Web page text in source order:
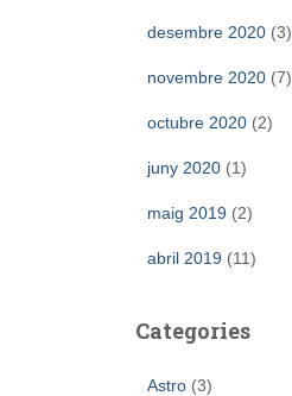
desembre 2020(3)
novembre 2020(7)
octubre 2020(2)
juny 2020(1)
maig 2019(2)
abril 2019(11)
Categories
Astro(3)